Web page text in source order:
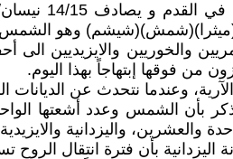
كان يعتبر
(ميثرا)(شمش)(شيشم) وهو الشمس
والايزيديين الى
من فوقها إبتهاجاً بهذا اليوم.
وعندما نتحدث عن الديانات
بأن الشمس وعدد أشعتها الواحد
والعشرين، واليزدانية